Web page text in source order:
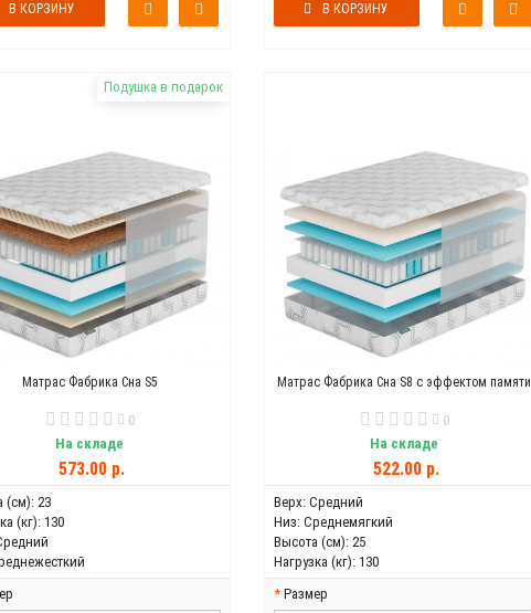
В КОРЗИНУ В КОРЗИНУ
Подушка в подарок
Матрас Фабрика Сна S5
0
На складе
573.00 р.
(см): 23
(кг): 130
Матрас Фабрика Сна S8 с эффектом памяти
0
На складе
522.00 р.
Верх: Средний
Низ: Среднемягкий
Высота (см): 25
Нагрузка (кг): 130
Размер